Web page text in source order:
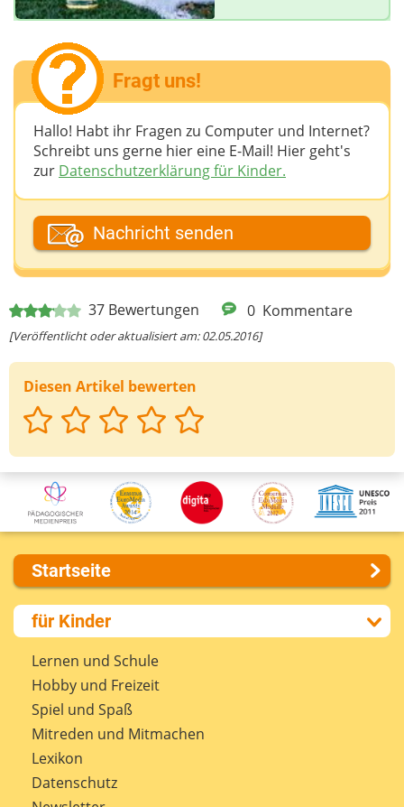
37 Bewertungen 0 Kommentare
[Veröffentlicht oder aktualisiert am: 02.05.2016]
Diesen Artikel bewerten
Fragt uns!
Hallo! Habt ihr Fragen zu Computer und Internet?
Schreibt uns gerne hier eine E-Mail! Hier geht's
zur Datenschutzerklärung für Kinder.
Dein Fantasiename
Deine E-Mail-Adresse (wenn du eine Antwort
möchtest)
Deine Nachricht
Nachricht senden
Startseite
Über uns
Presse
Kontakt
Impressum
Internet-ABC Sitemap
Barrierefreiheit
Länderprojekte
für Kinder
Lernen und Schule
Hobby und Freizeit
Spiel und Spaß
Mitreden und Mitmachen
Lexikon
Datenschutz